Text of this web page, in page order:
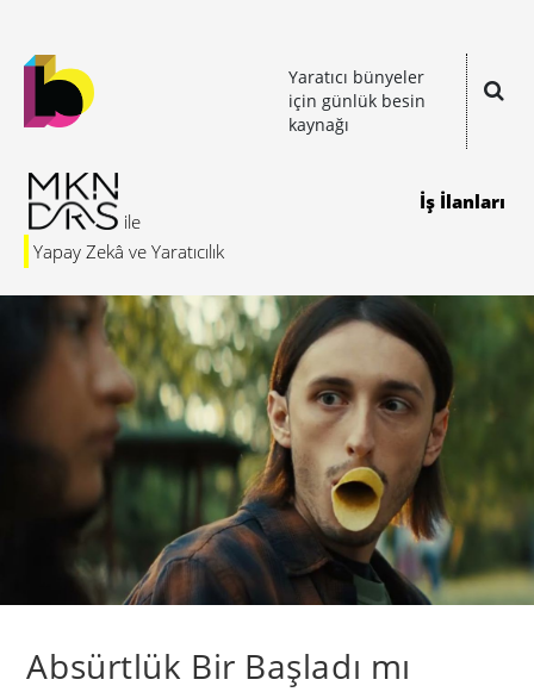
Yaratıcı bünyeler
için günlük besin
kaynağı
Yapay Zekâ ve Yaratıcılık
İş İlanları
Absürtlük Bir Başladı mı